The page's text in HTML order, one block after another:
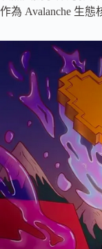
作為 Avalanche 生態